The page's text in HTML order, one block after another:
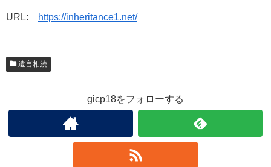
URL: https://inheritance1.net/
遺言相続
gicp18をフォローする